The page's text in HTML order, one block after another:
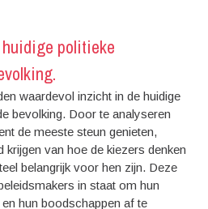
politieke
waardevol inzicht in de huidige
bevolking. Door te analyseren
de meeste steun genieten,
krijgen van hoe de kiezers denken
belangrijk voor hen zijn. Deze
in staat om hun
hun boodschappen af te